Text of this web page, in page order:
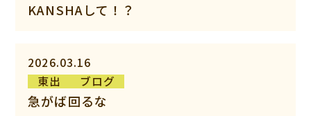
KANSHAして！？
急がば回るな
2026.03.16
東出
ブログ